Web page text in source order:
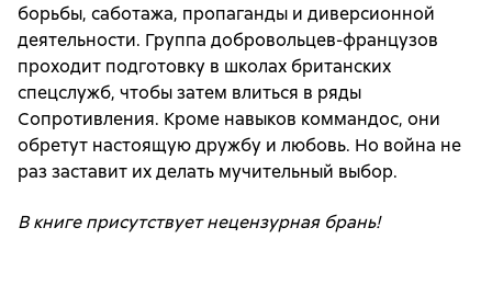
борьбы, саботажа, пропаганды и диверсионной
деятельности. Группа добровольцев-французов
проходит подготовку в школах британских
спецслужб, чтобы затем влиться в ряды
Сопротивления. Кроме навыков коммандос, они
обретут настоящую дружбу и любовь. Но война не
раз заставит их делать мучительный выбор.
В книге присутствует нецензурная брань!